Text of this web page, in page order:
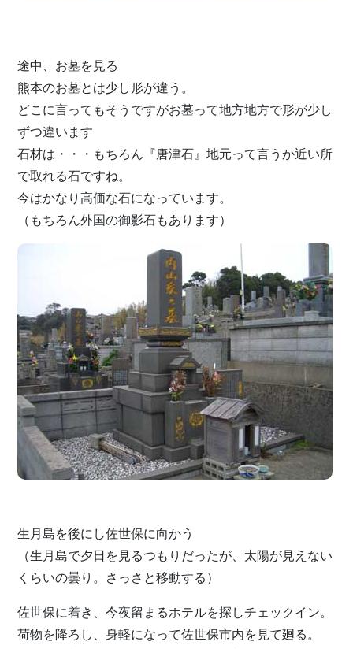
途中、お墓を見る
熊本のお墓とは少し形が違う。
どこに言ってもそうですがお墓って地方地方で形が少し
ずつ違います
石材は・・・もちろん『唐津石』地元って言うか近い所
で取れる石ですね。
今はかなり高価な石になっています。
（もちろん外国の御影石もあります）
生月島を後にし佐世保に向かう
（生月島で夕日を見るつもりだったが、太陽が見えない
くらいの曇り。さっさと移動する）
佐世保に着き、今夜留まるホテルを探しチェックイン。
荷物を降ろし、身軽になって佐世保市内を見て廻る。